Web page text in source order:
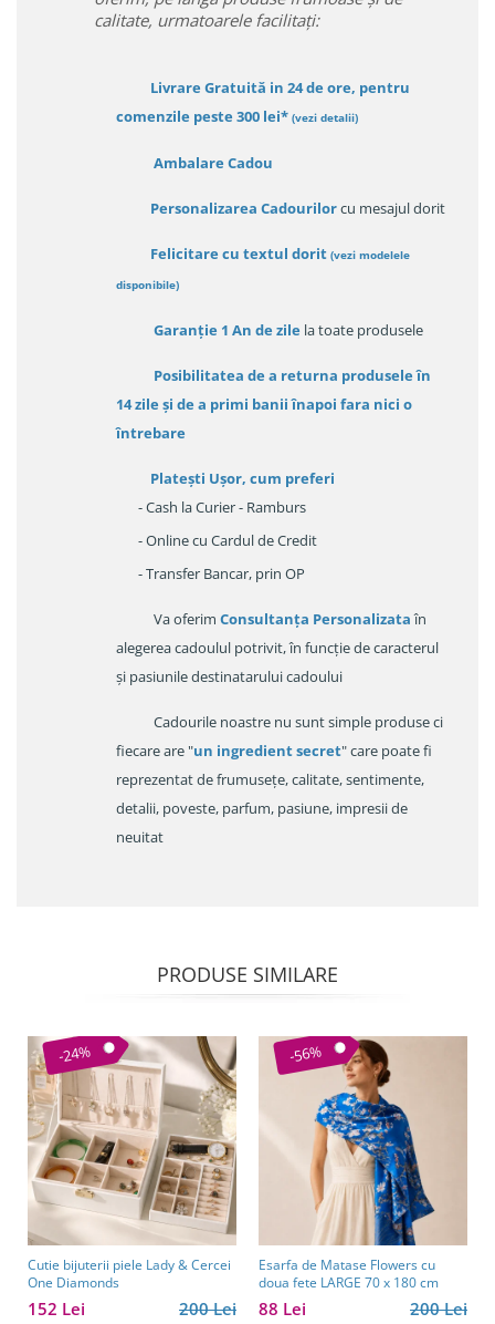
calitate, urmatoarele facilitați:
Livrare Gratuită in 24 de ore, pentru
comenzile peste 300 lei* (vezi detalii)
Ambalare Cadou
Personalizarea Cadourilorcu mesajul dorit
Felicitare cu textul dorit (vezi modelele
disponibile)
Garanție 1 An de zile la toate produsele
Posibilitatea de a returna produsele în
14 zileși de a primi banii înapoi fara nici o
întrebare
Platești Ușor, cum preferi
- Cash la Curier - Ramburs
- Online cu Cardul de Credit
- Transfer Bancar, prin OP
Va oferim Consultanța Personalizataîn
alegerea cadoulul potrivit, în funcție de caracterul
și pasiunile destinatarului cadoului
Cadourile noastre nu sunt simple produse ci
fiecare are "un ingredient secret" care poate fi
reprezentat de frumusețe, calitate, sentimente,
detalii, poveste, parfum, pasiune, impresii de
neuitat
PRODUSE SIMILARE
-24%
Cutie bijuterii piele Lady & Cercei
One Diamonds
200 Lei
152 Lei
-56%
Esarfa de Matase Flowers cu
doua fete LARGE 70 x 180 cm
200 Lei
88 Lei